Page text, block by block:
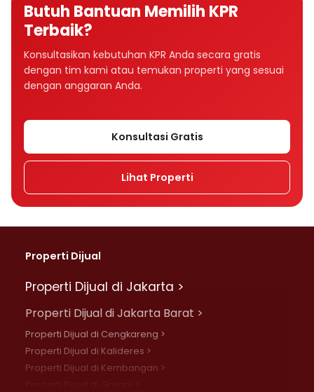
Butuh Bantuan Memilih KPR
Terbaik?
Konsultasikan kebutuhan KPR Anda secara gratis
dengan tim kami atau temukan properti yang sesuai
dengan anggaran Anda.
Konsultasi Gratis
Lihat Properti
Properti Dijual
Properti Dijual di Jakarta >
Properti Dijual di Jakarta Barat >
Properti Dijual di Cengkareng >
Properti Dijual di Kalideres >
Properti Dijual di Kembangan >